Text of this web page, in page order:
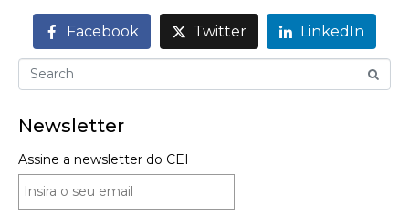
Facebook Twitter LinkedIn
Newsletter
Assine a newsletter do CEI